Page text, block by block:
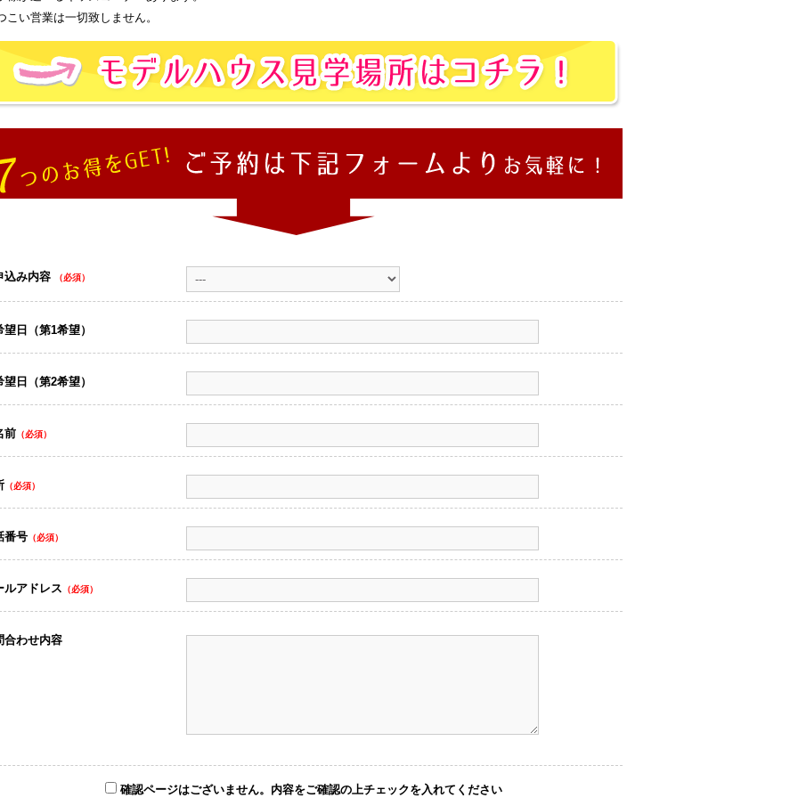
こい営業は一切致しません。
込み内容 （必須）
望日（第1希望）
望日（第2希望）
前 （必須）
（必須）
番号 （必須）
ルアドレス （必須）
合わせ内容
確認ページはございません。内容をご確認の上チェックを入れてください